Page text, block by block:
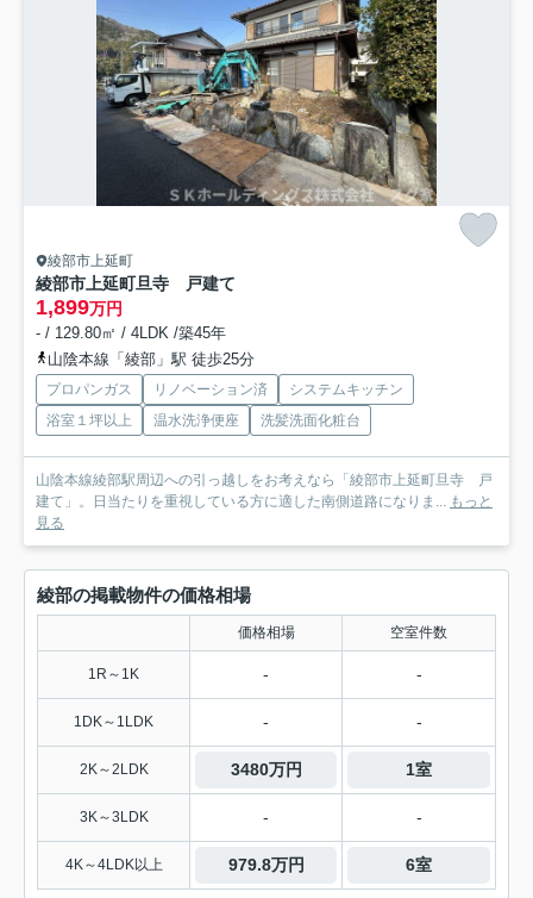
綾部市上延町
綾部市上延町旦寺 戸建て
1,899万円
- / 129.80㎡ / 4LDK /築45年
山陰本線「綾部」駅 徒歩25分
プロパンガス リノベーション済
システムキッチン
浴室１坪以上
温水洗浄便座 洗髪洗面化粧台
山陰本線綾部駅周辺への引っ越しをお考えなら「綾部市上延町旦寺 戸
建て」。日当たりを重視している方に適した南側道路になりま... もっと
見る
綾部の掲載物件の価格相場
価格相場 空室件数
1R～1K - -
1DK～1LDK - -
2K～2LDK 3480万円 1室
3K～3LDK - -
4K～4LDK以上 979.8万円 6室